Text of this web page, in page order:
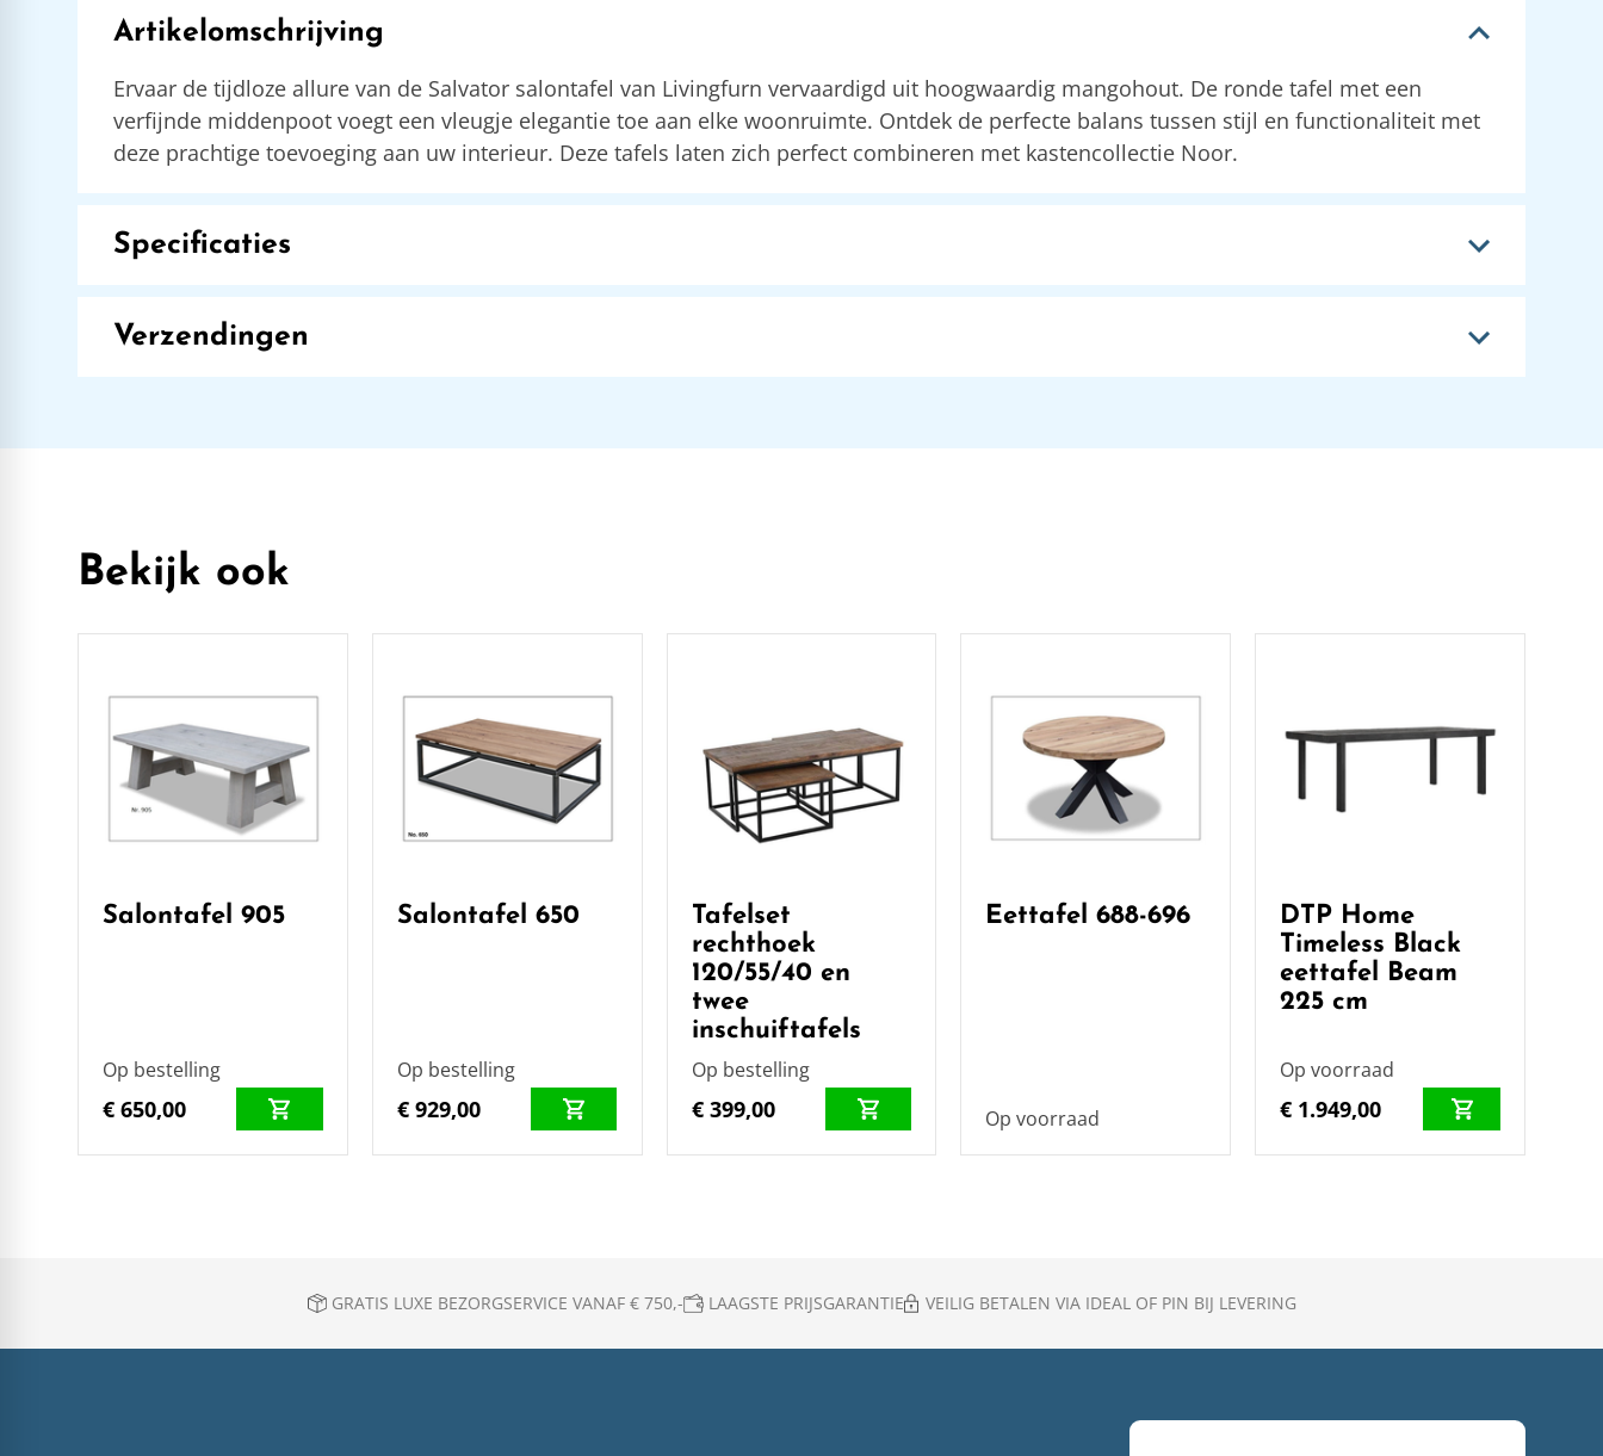
Artikelomschrijving
Ervaar de tijdloze allure van de Salvator salontafel van Livingfurn vervaardigd uit hoogwaardig mangohout. De ronde tafel met een
verfijnde middenpoot voegt een vleugje elegantie toe aan elke woonruimte. Ontdek de perfecte balans tussen stijl en functionaliteit met
deze prachtige toevoeging aan uw interieur. Deze tafels laten zich perfect combineren met kastencollectie Noor.
Specificaties
Verzendingen
Bekijk ook
Salontafel 905
Op bestelling
€ 650,00
Salontafel 650
Op bestelling
€ 929,00
Tafelset
rechthoek
120/55/40 en
twee
inschuiftafels
Op bestelling
€ 399,00
Eettafel 688-696
Op voorraad
DTP Home
Timeless Black
eettafel Beam
225 cm
Op voorraad
€ 1.949,00
GRATIS LUXE BEZORGSERVICE VANAF € 750,- LAAGSTE PRIJSGARANTIE VEILIG BETALEN VIA IDEAL OF PIN BIJ LEVERING